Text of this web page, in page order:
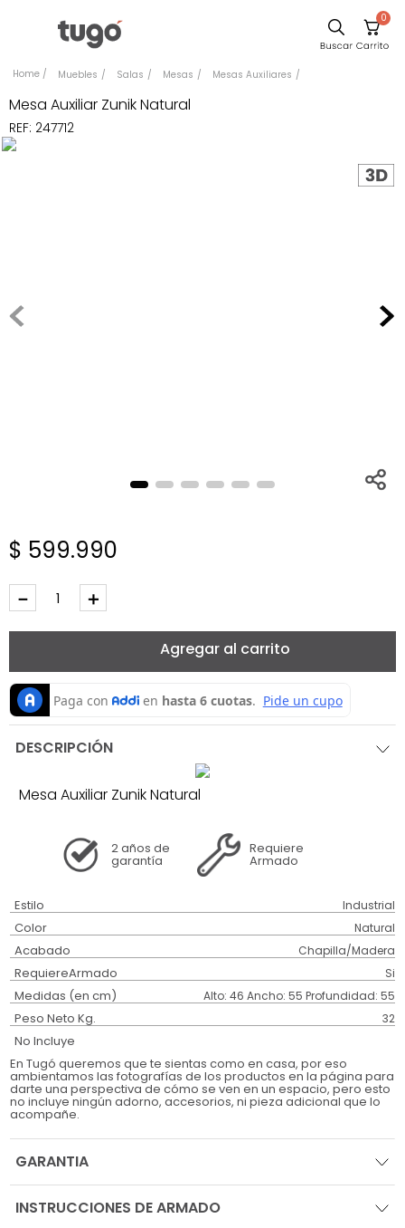
0
Muebles Salas Mesas Mesas Auxiliares
Mesa Auxiliar Zunik Natural
REF: 247712
$ 599.990
＋
－
Agregar al carrito
DESCRIPCIÓN
Mesa Auxiliar Zunik Natural
2 años de
garantía
Requiere
Armado
Estilo Industrial
Color Natural
Acabado Chapilla/Madera
RequiereArmado Si
Medidas (en cm) Alto: 46 Ancho: 55 Profundidad: 55
Peso Neto Kg. 32
No Incluye
En Tugó queremos que te sientas como en casa, por eso
ambientamos las fotografías de los productos en la página para
darte una perspectiva de cómo se ven en un espacio, pero esto
no incluye ningún adorno, accesorios, ni pieza adicional que lo
acompañe.
GARANTIA
INSTRUCCIONES DE ARMADO
Comedor
Escritorio